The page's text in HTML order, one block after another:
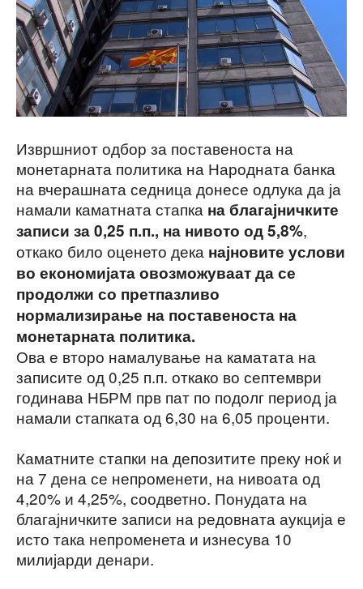
Извршниот одбор за поставеноста на
монетарната политика на Народната банка
на вчерашната седница донесе одлука да ја
намали каматната стапка на благајничките
записи за 0,25 п.п., на нивото од 5,8%,
откако било оценето дека најновите услови
во економијата овозможуваат да се
продолжи со претпазливо
нормализирање на поставеноста на
монетарната политика.
Ова е второ намалување на каматата на
записите од 0,25 п.п. откако во септември
годинава НБРМ прв пат по подолг период ја
намали стапката од 6,30 на 6,05 проценти.
Каматните стапки на депозитите преку ноќ и
на 7 дена се непроменети, на нивоата од
4,20% и 4,25%, соодветно. Понудата на
благајничките записи на редовната аукција е
исто така непроменета и изнесува 10
милијарди денари.